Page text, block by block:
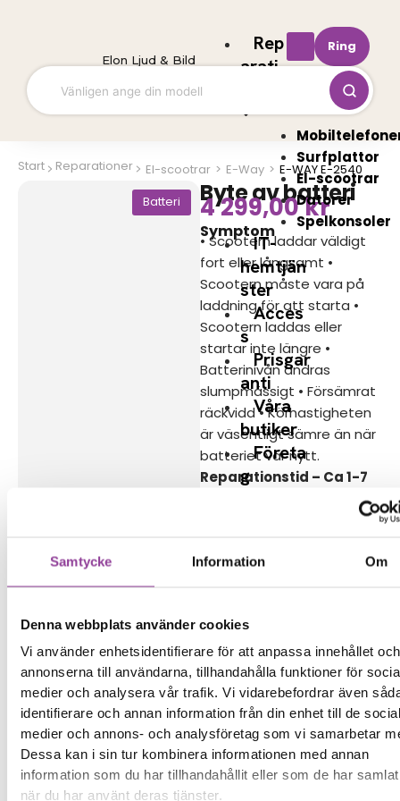
Samtycke Information Om
Denna webbplats använder cookies
Vi använder enhetsidentifierare för att anpassa innehållet och
annonserna till användarna, tillhandahålla funktioner för
medier och analysera vår trafik. Vi vidarebefordrar även
identifierare och annan information från din enhet till de
medier och annons- och analysföretag som vi samarbetar
Dessa kan i sin tur kombinera informationen med annan
information som du har tillhandahållit eller som de har
när du har använt deras tjänster.
Elon Ljud & Bild
Rep
arati
Surfplattor
El-scootrar
Datorer
Spelkonsoler
IT-
hemtjän
ster
Acces
s
Prisgar
anti
Våra
butiker
Företa
g
Ring
Start Reparationer El-scootrar > E-Way > E-WAY E-2540
Batteri
Byte av batteri
4 299,00kr
Symptom
• Scootern laddar väldigt
fort eller långsamt •
Scootern måste vara på
laddning för att starta •
Scootern laddas eller
startar inte längre •
Batterinivån ändras
slumpmässigt • Försämrat
räckvidd • Körhastigheten
är väsentligt sämre än när
batteriet var nytt.
Reparationstid – Ca 1-7
Fler reparationer för samma
modell
Felsökning499,00kr
Byte av punkteringsfria däck899,00kr
Byte av motor1 799,00kr
Byte av bakre stänkskärm799,00
Byte av Gashandtag799,00